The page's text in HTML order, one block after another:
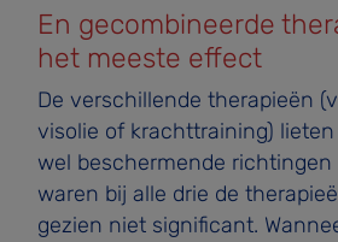
En gecombineerde
het meeste effect
De verschillende therapieën
visolie of krachttraining)
wel beschermende richtingen
waren bij alle drie de
gezien niet significant.